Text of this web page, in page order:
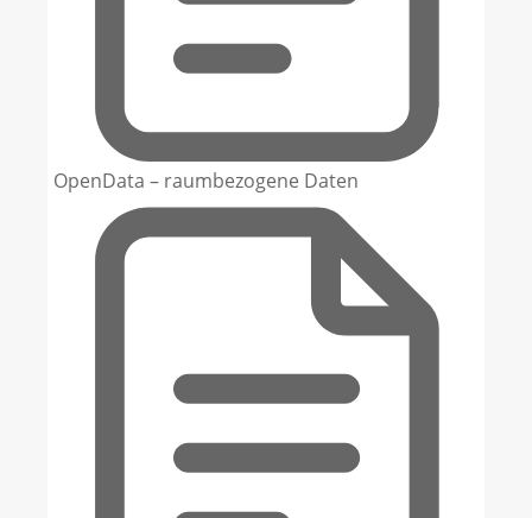
OpenData – raumbezogene Daten